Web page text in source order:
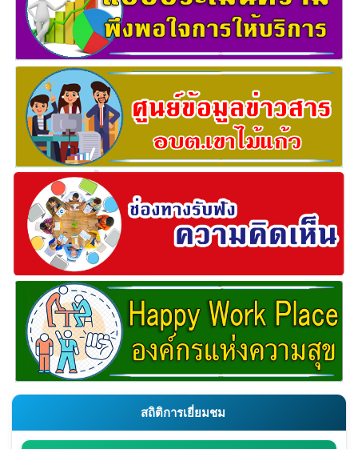
สถิติการเยี่ยมชม